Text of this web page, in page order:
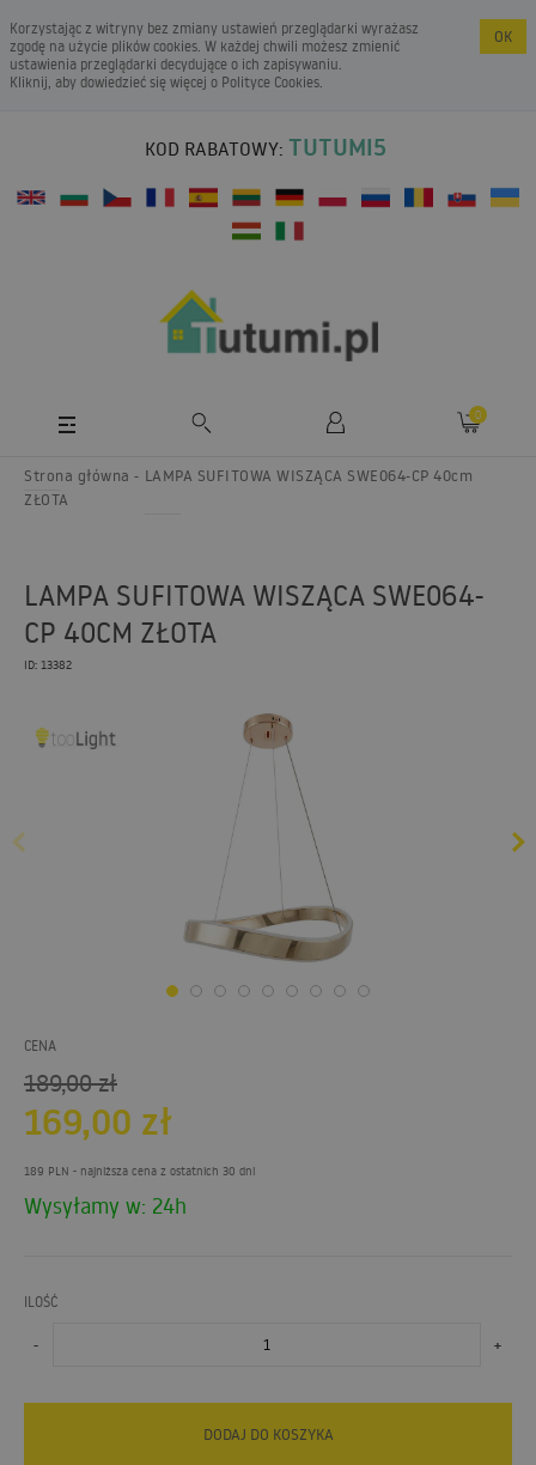
Korzystając z witryny bez zmiany ustawień przeglądarki wyrażasz
zgodę na użycie plików cookies. W każdej chwili możesz zmienić
ustawienia przeglądarki decydujące o ich zapisywaniu.
Kliknij, aby dowiedzieć się więcej o Polityce Cookies.
OK
KOD RABATOWY: TUTUMI5
0
Strona główna
LAMPA SUFITOWA WISZĄCA SWE064-CP 40cm
ZŁOTA
LAMPA SUFITOWA WISZĄCA SWE064-
CP 40CM ZŁOTA
ID: 13382
CENA
189,00zł
169,00 zł
189 PLN - najniższa cena z ostatnich 30 dni
Wysyłamy w: 24h
ILOŚĆ
- +
DODAJ DO KOSZYKA